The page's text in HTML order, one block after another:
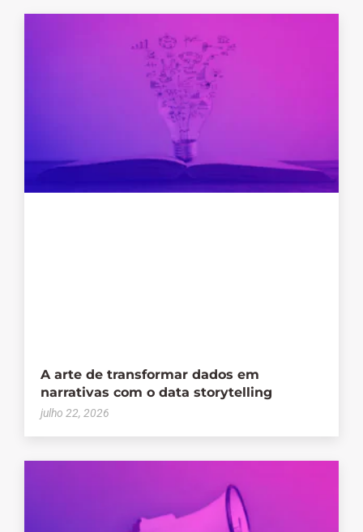
A arte de transformar dados em
narrativas com o data storytelling
julho 22, 2026